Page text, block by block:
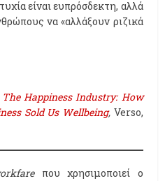
είναι ευπρόσδεκτη, αλλά
να «αλλάξουν ριζικά
The Happiness Industry: How
Sold Us Wellbeing, Verso,
που χρησιμοποιεί ο